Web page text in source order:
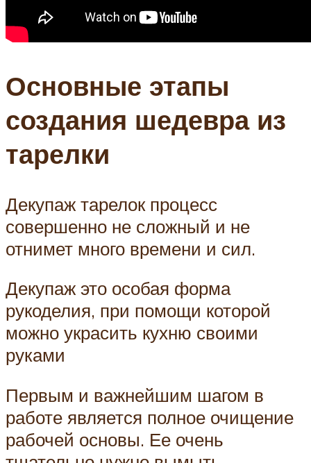
Основные этапы
создания шедевра из
тарелки
Декупаж тарелок процесс
совершенно не сложный и не
отнимет много времени и сил.
Декупаж это особая форма
рукоделия, при помощи которой
можно украсить кухню своими
руками
Первым и важнейшим шагом в
работе является полное очищение
рабочей основы. Ее очень